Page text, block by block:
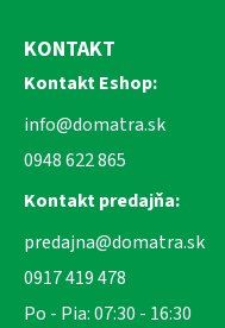
KONTAKT
Kontakt Eshop:
info@domatra.sk
0948 622 865
Kontakt predajňa:
predajna@domatra.sk
0917 419 478
Po - Pia: 07:30 - 16:30